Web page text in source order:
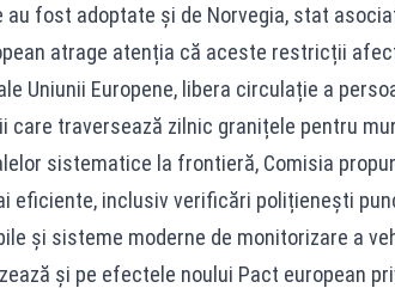
au fost adoptate și de Norvegia, stat
atrage atenția că aceste restricții
Uniunii Europene, libera circulație a
care traversează zilnic granițele pentru
sistematice la frontieră, Comisia
eficiente, inclusiv verificări polițienești
și sisteme moderne de monitorizare a
și pe efectele noului Pact european